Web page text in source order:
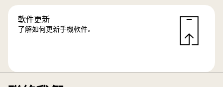
軟件更新
了解如何更新手機軟件。